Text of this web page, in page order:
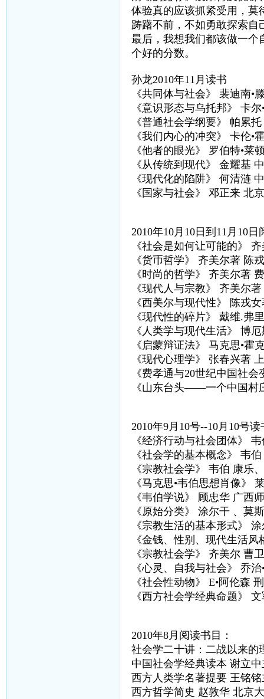
体验真的应该抓紧受用，莫
踌躇不前，不如勇敢探索自
最后，我想我们都该做一个
个好的分数。
孙龙2010年11月读书
《共同体与社会》 裴迪南•
《意识形态与乌托邦》 卡
《普通社会学纲要》 帕累
《我们内心的冲突》 卡伦•
《他者的眼光》 罗伯特•莱
《从传统到现代》 金耀基
《现代化的陷阱》 何清涟
《国家与社会》 邓正来 北
2010年10月10日到11月10日
《社会是如何让可能的》
《货币哲学》 齐美尔著 陈
《时尚的哲学》 齐美尔著
《现代人与宗教》 齐美尔
《西美尔与现代性》 陈戎
《现代性的碎片》 戴维.弗
《人类学与现代生活》 博
《启蒙辩证法》 马克思•
《现代心理学》 张春兴著
《费孝通与20世纪中国社
《山东台头——一个中国村
2010年9月10号--10月10号读
《经济行动与社会团体》
《社会学的基本概念》 韦
《宗教社会学》 韦伯 康乐
《马克思•韦伯思想肖像》
《韦伯学说》 顾忠华 广西
《原始分类》 涂尔干 、莫
《宗教生活的基本形式》
《金钱、性别、现代生活
《宗教社会学》 齐美尔 曹
《心灵、自我与社会》 乔
《社会性动物》 E•阿伦森
《西方社会学经典命题》
2010年8月阅读书目：
社会学二十讲：二战以来的
中国社会学经典读本 谢立
西方人类学名著提要 王铭
西方哲学简史 赵敦华 北京